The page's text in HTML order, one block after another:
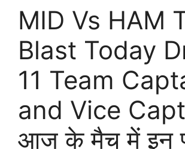
MID Vs HAM
Blast Today
11 Team
and Vice
आज के मैच में इन